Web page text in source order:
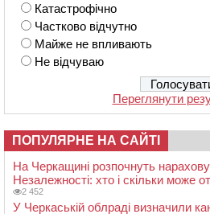
Катастрофічно
Частково відчутно
Майже не впливають
Не відчуваю
Переглянути
ПОПУЛЯРНЕ НА САЙТІ
На Черкащині розпочнуть
Незалежності: хто і скільки може
2 452
У Черкаській облраді визначили